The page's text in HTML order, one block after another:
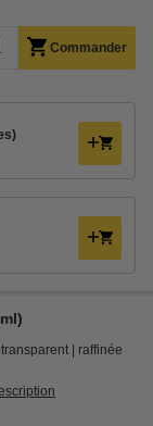
Commander
transparent raffinée